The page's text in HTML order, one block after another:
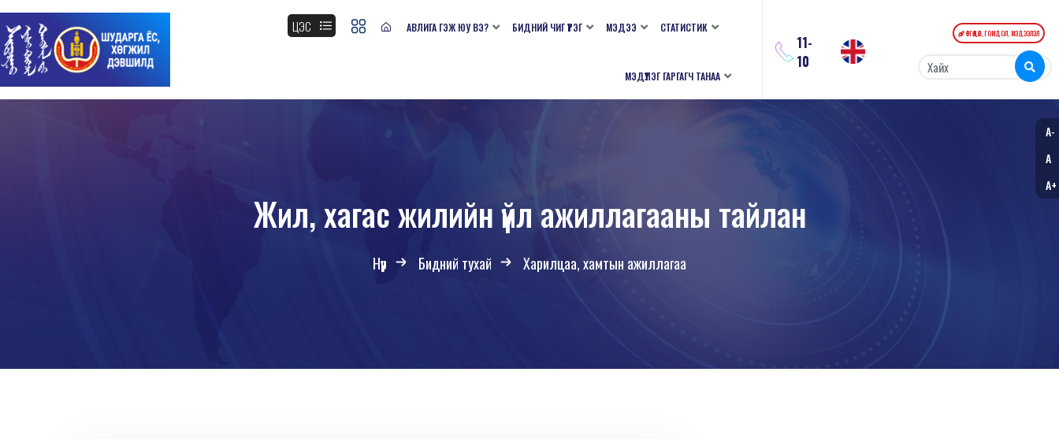
ЦЭС АВЛИГА ГЭЖ ЮУ ВЭ? БИДНИЙ ЧИГ ҮҮРЭГ МЭДЭЭ СТАТИСТИК
МЭДҮҮЛЭГ ГАРГАГЧ ТАНАА
11-
10
ӨРГӨДӨЛ, ГОМДОЛ, МЭДЭЭЛЭЛ
Жил, хагас жилийн үйл ажиллагааны тайлан
Нүүр Бидний тухай Харилцаа, хамтын ажиллагаа
A-
A
A+